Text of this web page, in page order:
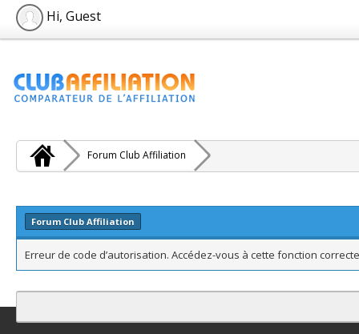
Hi, Guest
Forum Club Affiliation
Forum Club Affiliation
Erreur de code d’autorisation. Accédez-vous à cette fonction
Contact Club Affiliation Retourner en haut Version bas-débit